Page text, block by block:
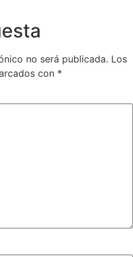
no será publicada. Los
con *